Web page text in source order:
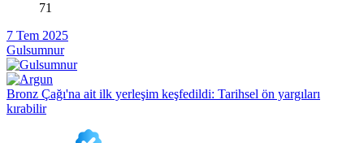
71
7 Tem 2025
Gulsumnur
Bronz Çağı'na ait ilk yerleşim keşfedildi: Tarihsel ön yargıları
kırabilir